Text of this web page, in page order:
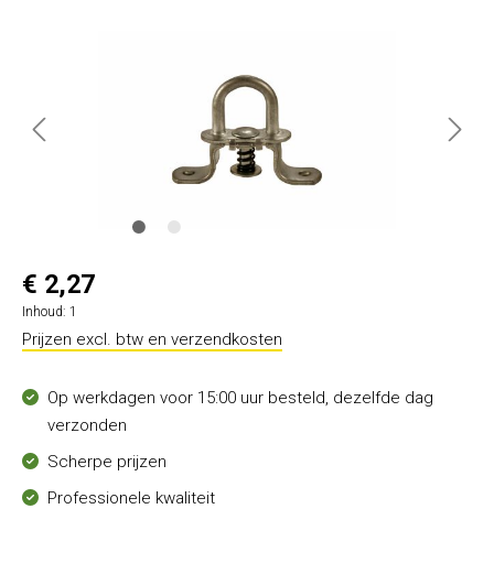
€ 2,27
Inhoud: 1
Prijzen excl. btw en verzendkosten
Op werkdagen voor 15:00 uur besteld, dezelfde dag
verzonden
Scherpe prijzen
Professionele kwaliteit